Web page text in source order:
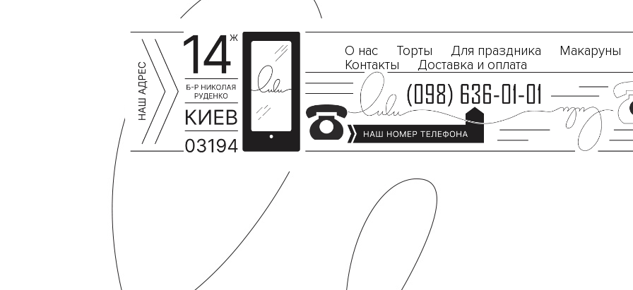
О нас Торты Для праздника
Макаруны
Контакты
Доставка и оплата